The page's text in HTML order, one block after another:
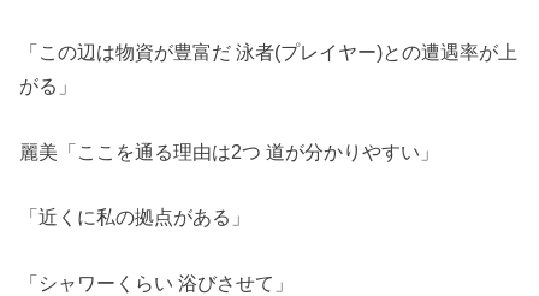
「この辺は物資が豊富だ 泳者(プレイヤー)との遭遇率が上
がる」
麗美「ここを通る理由は2つ 道が分かりやすい」
「近くに私の拠点がある」
「シャワーくらい 浴びさせて」